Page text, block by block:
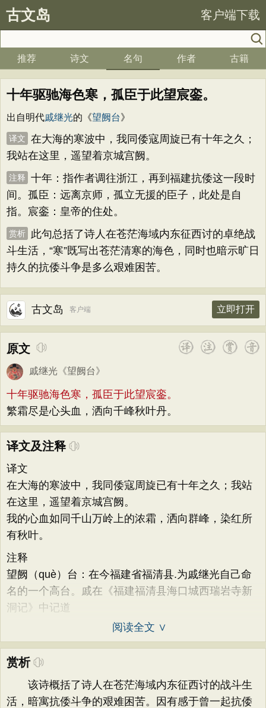
古文岛 客户端下载
推荐 诗文 名句 作者 古籍
十年驱驰海色寒，孤臣于此望宸銮。
出自明代戚继光的《望阙台》
译文
在大海的寒波中，我同倭寇周旋已有十年之久；
我站在这里，遥望着京城宫阙。
注释
十年：指作者调往浙江，再到福建抗倭这一段时
间。孤臣：远离京师，孤立无援的臣子，此处是自
指。宸銮：皇帝的住处。
赏析
此句总括了诗人在苍茫海域内东征西讨的卓绝战
斗生活，“寒”既写出苍茫清寒的海色，同时也暗示旷日
持久的抗倭斗争是多么艰难困苦。
古文岛 客户端 立即打开
原文
戚继光 《望阙台》
十年驱驰海色寒，孤臣于此望宸銮。
繁霜尽是心头血，洒向千峰秋叶丹。
译文及注释
译文
在大海的寒波中，我同倭寇周旋已有十年之久；我站
在这里，遥望着京城宫阙。
我的心血如同千山万岭上的浓霜，洒向群峰，染红所
有秋叶。
注释
望阙（què）台：在今福建省福清县.为戚继光自己命
名的一个高台。戚在《福建福清县海口城西瑞岩寺新
洞记》中记道
阅读全文 ∨
赏析
该诗概括了诗人在苍茫海域内东征西讨的战斗生
活，暗寓抗倭斗争的艰难困苦。因有感于曾一起抗倭